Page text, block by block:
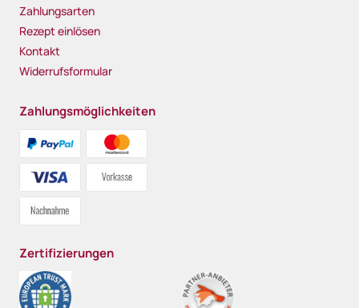
Zahlungsarten
Rezept einlösen
Kontakt
Widerrufsformular
Zahlungsmöglichkeiten
Zertifizierungen